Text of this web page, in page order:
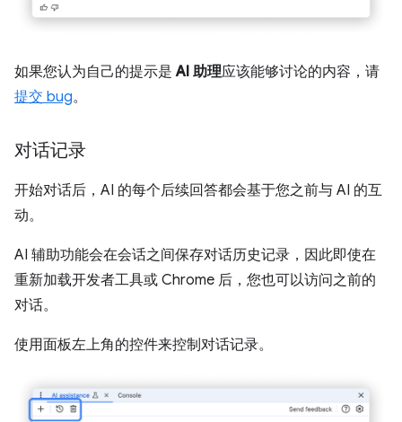
如果您认为自己的提示是AI 助理应该能够讨论的内容，请
提交 bug。
对话记录
开始对话后，AI 的每个后续回答都会基于您之前与 AI 的互
动。
AI 辅助功能会在会话之间保存对话历史记录，因此即使在
重新加载开发者工具或 Chrome 后，您也可以访问之前的
对话。
使用面板左上角的控件来控制对话记录。